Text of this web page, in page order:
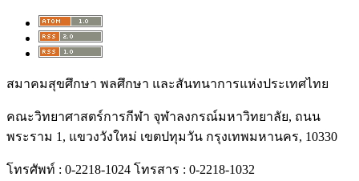
สมาคมสุขศึกษา พลศึกษา และสันทนาการแห่งประเทศไทย
คณะวิทยาศาสตร์การกีฬา จุฬาลงกรณ์มหาวิทยาลัย, ถนน
พระราม 1, แขวงวังใหม่ เขตปทุมวัน กรุงเทพมหานคร, 10330
โทรศัพท์ : 0-2218-1024 โทรสาร : 0-2218-1032